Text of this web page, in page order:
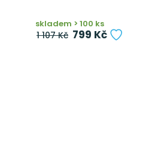
skladem > 100 ks
1 107 Kč 799 Kč